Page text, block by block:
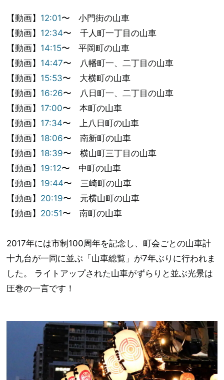
【動画】 12:01〜 小門街の山車
【動画】 12:34〜 千人町一丁目の山車
【動画】 14:15〜 平岡町の山車
【動画】 14:47〜 八幡町一、二丁目の山車
【動画】 15:53〜 大横町の山車
【動画】 16:26〜 八日町一、二丁目の山車
【動画】 17:00〜 本町の山車
【動画】 17:34〜 上八日町の山車
【動画】 18:06〜 南新町の山車
【動画】 18:39〜 横山町三丁目の山車
【動画】 19:12〜 中町の山車
【動画】 19:44〜 三崎町の山車
【動画】 20:19〜 元横山町の山車
【動画】 20:51〜 南町の山車
2017年には市制100周年を記念し、町会ごとの山車計
十九台が一同に並ぶ「山車総覧」が7年ぶりに行われま
した。 ライトアップされた山車がずらりと並ぶ光景は
圧巻の一言です！